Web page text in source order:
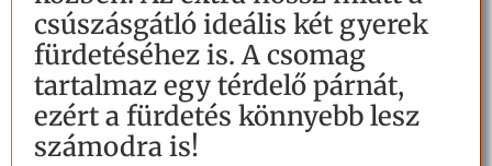
csúszásgátló ideális két gyerek
fürdetéséhez is. A csomag
tartalmaz egy térdelő párnát,
ezért a fürdetés könnyebb lesz
számodra is!